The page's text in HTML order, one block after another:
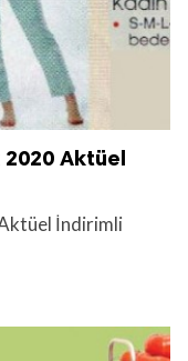
2020 Aktüel
İndirimli